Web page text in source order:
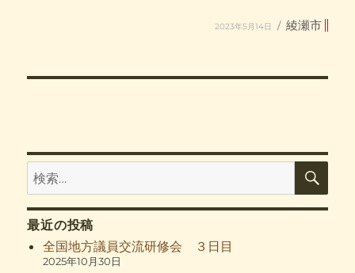
投
稿
2023年5月14日
カ
テ
綾瀬市
検
索:
検
最近の投稿
全国地方議員交流研修会 ３日目
2025年10月30日